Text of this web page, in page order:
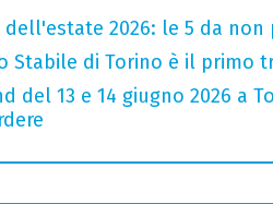
dell'estate 2026: le 5 da
Stabile di Torino è il primo
del 13 e 14 giugno 2026 a